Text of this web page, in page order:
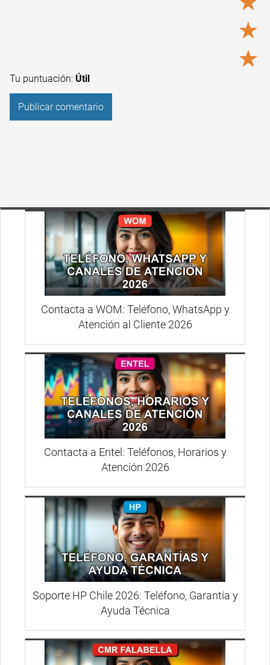
★
★
Tu puntuación: Útil
Contacta a WOM: Teléfono, WhatsApp y
Atención al Cliente 2026
Contacta a Entel: Teléfonos, Horarios y
Atención 2026
Soporte HP Chile 2026: Teléfono, Garantía y
Ayuda Técnica